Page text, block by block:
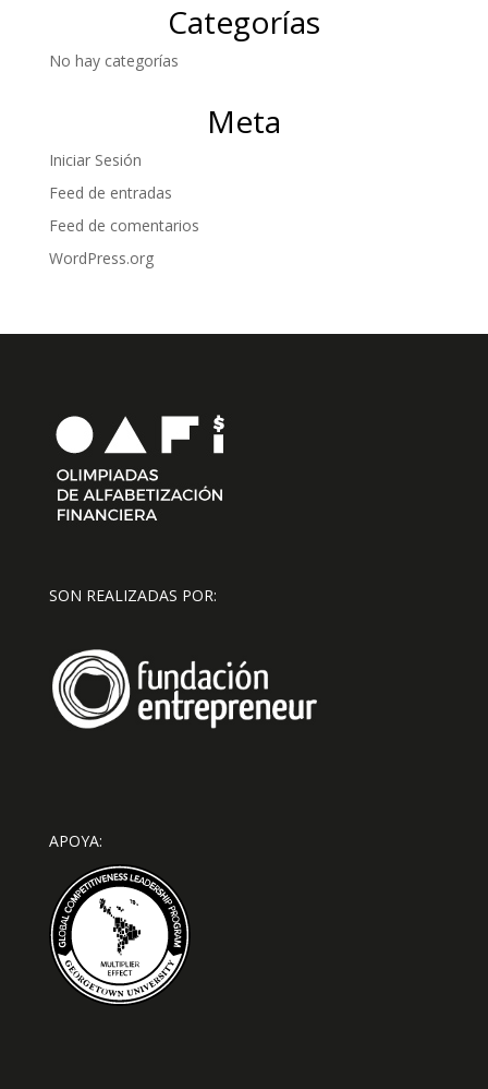
Categorías
No hay categorías
Meta
Iniciar Sesión
Feed de entradas
Feed de comentarios
WordPress.org
SON REALIZADAS POR:
APOYA: